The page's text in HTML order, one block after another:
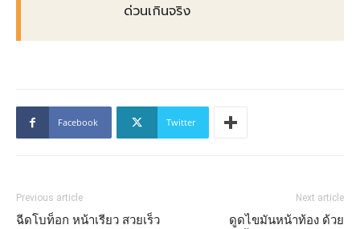
ด่วนเกินจริง
Facebook Twitter
Previous article
ฉีดโบท็อก หน้าเรียว สวยเร็ว
Next article
ดูดไขมันหน้าท้อง ด้วย